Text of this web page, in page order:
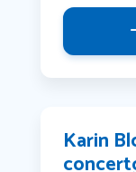
Karin